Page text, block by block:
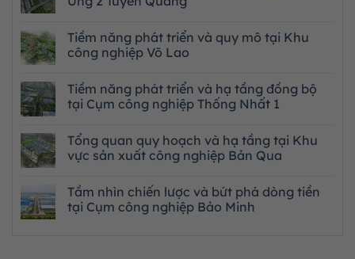
Tiềm năng phát triển và quy mô tại Khu
công nghiệp Võ Lao
Tiềm năng phát triển và hạ tầng đồng bộ
tại Cụm công nghiệp Thống Nhất 1
Tổng quan quy hoạch và hạ tầng tại Khu
vực sản xuất công nghiệp Bản Qua
Tầm nhìn chiến lược và bứt phá dòng tiền
tại Cụm công nghiệp Bảo Minh